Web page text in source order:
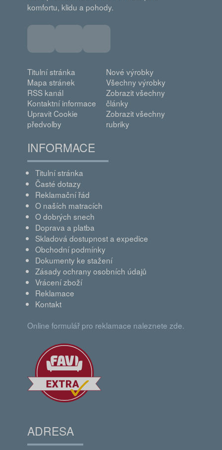
komfortu, klidu a pohody.
Titulní stránka
Mapa stránek
RSS kanál
Kontaktní informace
Upravit Cookie
předvolby
Nové výrobky
Všechny výrobky
Zobrazit všechny
články
Zobrazit všechny
rubriky
INFORMACE
Titulní stránka
Časté dotazy
Reklamační řád
O naších matracích
O dobrých snech
Doprava a platba
Skladová dostupnost a expedice
Obchodní podmínky
Dokumenty ke stažení
Zásady ochrany osobních údajů
Vrácení zboží
Reklamace
Kontakt
Online formulář pro reklamace naleznete zde.
ADRESA